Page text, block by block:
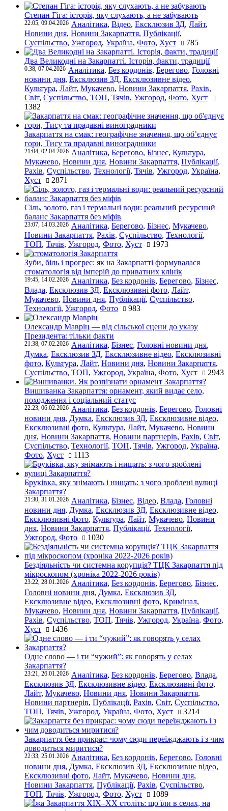
Степан Гіга: історія, яку слухають, а не забувають
22:05, 09.04.2026 Аналітика, Відео, Ексклюзив ЗД, Лайт,
Новини дня, Новини Закарпаття, Публікації,
Суспільство, Ужгород, Україна, Фото, Хуст 785
Два Великодні на Закарпатті. Історія, факти, традиції
0:38, 07.04.2026 Аналітика, Без кордонів, Берегово, Головні
новини дня, Ексклюзив ЗД, Ексклюзивне відео,
Культура, Лайт, Мукачево, Новини Закарпаття, Рахів,
Світ, Суспільство, ТОП, Тячів, Ужгород, Фото, Хуст
1382
Закарпаття на смак: географічне значення, що об’єднує
гори, Тису та прадавні виноградники
21:04, 02.04.2026 Аналітика, Берегово, Бізнес, Культура,
Мукачево, Новини дня, Новини Закарпаття, Публікації,
Рахів, Суспільство, Технології, Тячів, Ужгород, Україна,
Хуст
2871
Сіль, золото, газ і термальні води: реальний ресурсний
баланс Закарпаття без міфів
23:07, 14.03.2026 Аналітика, Берегово, Бізнес, Мукачево,
Новини Закарпаття, Рахів, Суспільство, Технології,
ТОП, Тячів, Ужгород, Фото, Хуст 1973
Зуби, біль і прогрес: як на Закарпатті формувалася
стоматологія від імперій до приватних клінік
19:45, 14.02.2026 Аналітика, Без кордонів, Берегово, Бізнес,
Влада, Ексклюзив ЗД, Ексклюзивні фото, Лайт,
Мукачево, Новини дня, Публікації, Суспільство,
Технології, Ужгород, Фото 983
Олександр Мавріц — від сільської сцени до указу
Президента: тільки факти
21:38, 07.02.2026 Аналітика, Бізнес, Головні новини дня,
Думка, Ексклюзив ЗД, Ексклюзивне відео, Ексклюзивні
фото, Культура, Лайт, Новини дня, Новини Закарпаття,
Суспільство, ТОП, Ужгород, Україна, Фото, Хуст 2943
Вишиванка Закарпаття: орнамент, який видає село,
походження і соціальний статус
22:23, 06.02.2026 Аналітика, Без кордонів, Берегово, Головні
новини дня, Думка, Ексклюзив ЗД, Ексклюзивне відео,
Ексклюзивні фото, Культура, Лайт, Мукачево, Новини
дня, Новини Закарпаття, Новини партнерів, Рахів, Світ,
Суспільство, Технології, ТОП, Тячів, Ужгород, Україна,
Фото, Хуст 1113
Бруківка, яку знімають і нищать: з чого зроблені вулиці
Закарпаття?
21:30, 31.01.2026 Аналітика, Бізнес, Відео, Влада, Головні
новини дня, Думка, Ексклюзив ЗД, Ексклюзивне відео,
Ексклюзивні фото, Культура, Лайт, Мукачево, Новини
дня, Новини Закарпаття, Публікації, Технології,
Ужгород, Фото 1030
Бездіяльність чи системна корупція? ТЦК Закарпаття під
мікроскопом (хроніка 2022-2026 років)
23:22, 28.01.2026 Аналітика, Без кордонів, Берегово, Бізнес,
Головні новини дня, Думка, Ексклюзив ЗД,
Ексклюзивне відео, Ексклюзивні фото, Кримінал,
Мукачево, Новини дня, Новини Закарпаття, Публікації,
Рахів, Суспільство, ТОП, Тячів, Ужгород, Україна, Фото,
Хуст
1436
Одне слово — і ти “чужий”: як говорять у селах
Закарпаття?
23:21, 26.01.2026 Аналітика, Без кордонів, Берегово, Влада,
Ексклюзив ЗД, Ексклюзивне відео, Ексклюзивні фото,
Лайт, Мукачево, Новини дня, Новини Закарпаття,
Новини партнерів, Публікації, Рахів, Світ, Суспільство,
ТОП, Тячів, Ужгород, Україна, Фото, Хуст 3214
Закарпаття без прикрас: чому сюди переїжджають і з чим
доводиться миритися?
22:33, 25.01.2026 Аналітика, Без кордонів, Берегово, Головні
новини дня, Думка, Ексклюзив ЗД, Ексклюзивне відео,
Ексклюзивні фото, Лайт, Мукачево, Новини дня,
Новини Закарпаття, Публікації, Рахів, Суспільство,
ТОП, Тячів, Ужгород, Фото, Хуст 1089